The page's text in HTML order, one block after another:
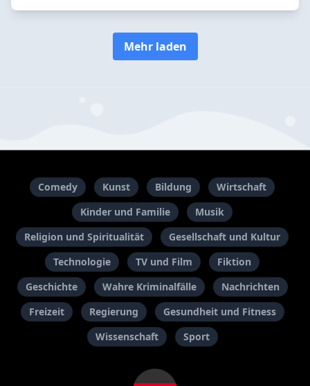
Mehr laden
Comedy Kunst Bildung
Wirtschaft
Kinder und Familie
Musik
Religion und Spiritualität
Gesellschaft und Kultur
Technologie
TV und Film
Fiktion
Geschichte
Wahre Kriminalfälle
Nachrichten
Freizeit
Regierung
Gesundheit und Fitness
Wissenschaft
Sport